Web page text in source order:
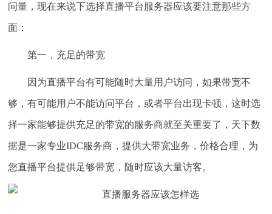
问量，现在来说下选择直播平台服务器应该要注意那些方
面：
第一，充足的带宽
因为直播平台有可能随时大量用户访问，如果带宽不
够，有可能用户不能访问平台，或者平台出现卡顿，这时选
择一家能够提供充足的带宽的服务商就至关重要了，天下数
据是一家专业IDC服务商，提供大带宽业务，价格合理，为
您直播平台提供足够带宽，随时应该大量访客。